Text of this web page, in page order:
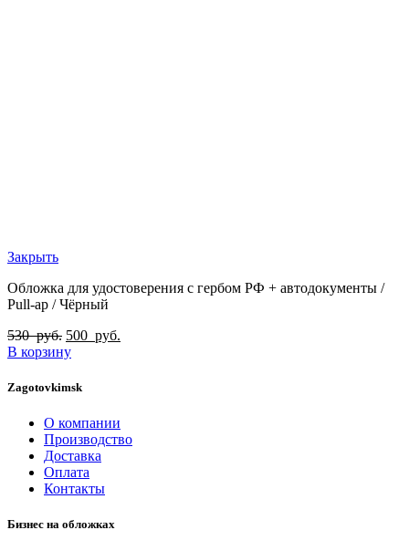
Закрыть
Обложка для удостоверения с гербом РФ + автодокументы /
Pull-ap / Чёрный
530руб. 500 руб.
В корзину
Zagotovkimsk
О компании
Производство
Доставка
Оплата
Контакты
Бизнес на обложках